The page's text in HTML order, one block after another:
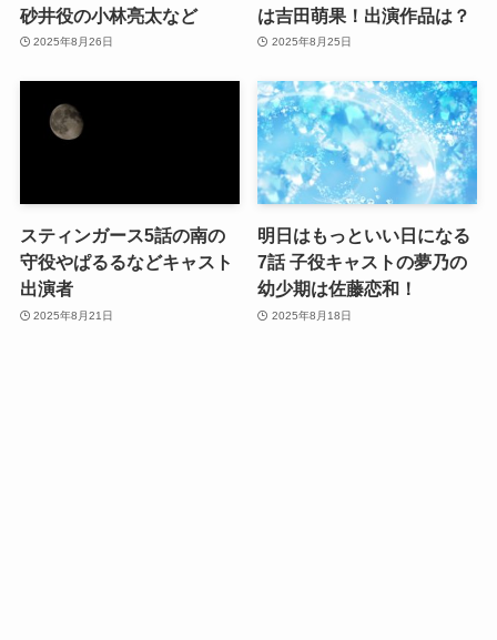
砂井役の小林亮太など
2025年8月26日
は吉田萌果！出演作品は？
2025年8月25日
スティンガース5話の南の
守役やぱるるなどキャスト
出演者
2025年8月21日
明日はもっといい日になる
7話 子役キャストの夢乃の
幼少期は佐藤恋和！
2025年8月18日